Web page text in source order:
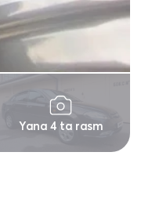
Yana 4 ta rasm